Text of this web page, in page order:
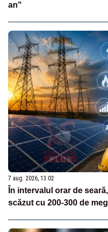
an"
7 aug. 2026, 13:02
În intervalul orar de
scăzut cu 200-300 de